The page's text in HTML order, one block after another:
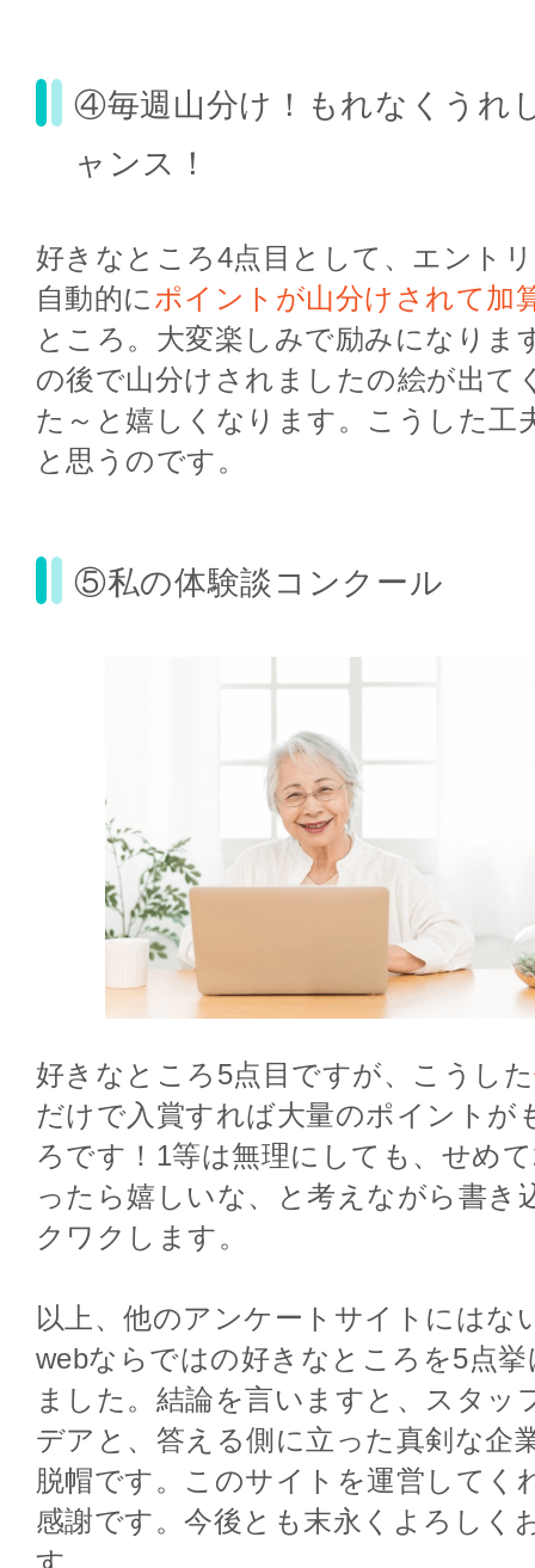
④毎週山分け！もれなくうれ
ャンス！
好きなところ4点目として、エント
自動的に ポイントが山分けされて加
ところ。大変楽しみで励みになりま
の後で山分けされましたの絵が出て
た～と嬉しくなります。こうした工
と思うのです。
⑤私の体験談コンクール
好きなところ5点目ですが、こうした
だけで入賞すれば大量のポイントが
ろです！1等は無理にしても、せめ
ったら嬉しいな、と考えながら書き
クワクします。
以上、他のアンケートサイトにはな
webならではの好きなところを5点
ました。結論を言いますと、スタッ
デアと、答える側に立った真剣な企
脱帽です。このサイトを運営してく
感謝です。今後とも末永くよろしく